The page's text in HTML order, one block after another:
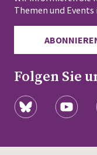
Themen und
Folgen Sie